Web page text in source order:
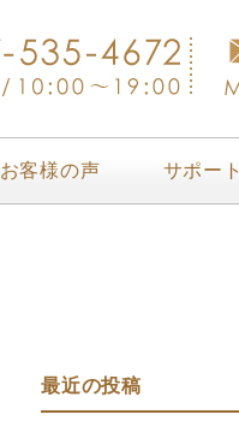
お客様の声 サポート
最近の投稿